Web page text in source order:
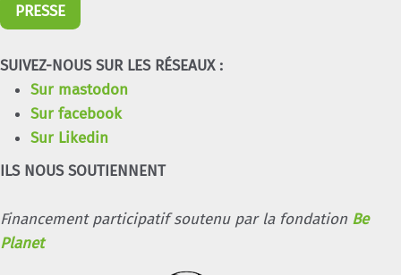
PRESSE
SUIVEZ-NOUS SUR LES RÉSEAUX :
Sur mastodon
Sur facebook
Sur Likedin
ILS NOUS SOUTIENNENT
Financement participatif soutenu par la fondation Be
Planet